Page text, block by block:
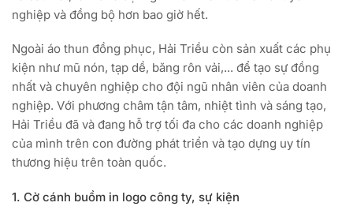
nghiệp và đồng bộ hơn bao giờ hết.
Ngoài áo thun đồng phục, Hải Triều còn sản xuất các phụ
kiện như mũ nón, tạp dề, băng rôn vải,... để tạo sự đồng
nhất và chuyên nghiệp cho đội ngũ nhân viên của doanh
nghiệp. Với phương châm tận tâm, nhiệt tình và sáng tạo,
Hải Triều đã và đang hỗ trợ tối đa cho các doanh nghiệp
của mình trên con đường phát triển và tạo dựng uy tín
thương hiệu trên toàn quốc.
1. Cờ cánh buồm in logo công ty, sự kiện